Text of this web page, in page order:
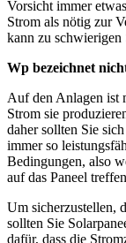
Vorsicht immer
Strom als nötig zur
kann zu schwierigen
Wp bezeichnet
Auf den Anlagen ist
Strom sie
daher sollten Sie
immer so
Bedingungen, also
auf das Paneel
Um sicherzustellen,
sollten Sie
dafür, dass die